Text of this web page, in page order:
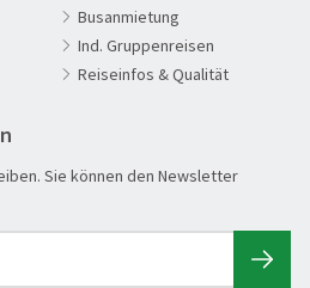
Busanmietung
Ind. Gruppenreisen
Reiseinfos & Qualität
Sie können den Newsletter